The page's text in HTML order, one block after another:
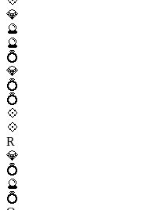
💎
🔮
🔮
💍
💎
💍
💍
💠
💠
R
💎
💍
🔮
💍